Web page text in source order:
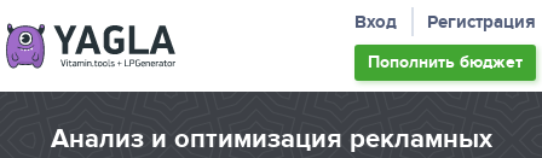
Вход Регистрация
Пополнить бюджет
Анализ и оптимизация рекламных